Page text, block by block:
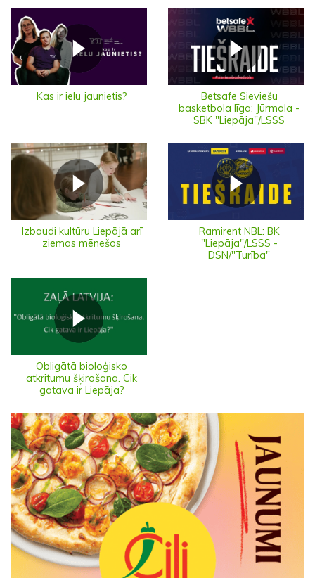
Kas ir ielu jaunietis?
Betsafe Sieviešu
basketbola līga: Jūrmala -
SBK "Liepāja"/LSSS
Izbaudi kultūru Liepājā arī
ziemas mēnešos
Ramirent NBL: BK
"Liepāja"/LSSS -
DSN/"Turība"
Obligātā bioloģisko
atkritumu šķirošana. Cik
gatava ir Liepāja?